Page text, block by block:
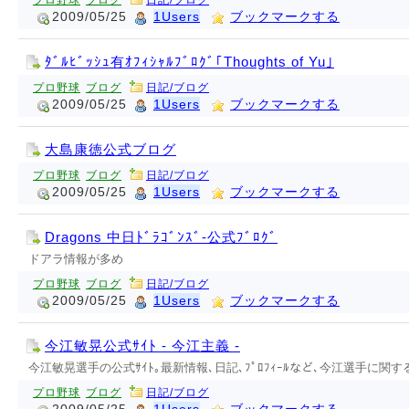
2009/05/25 1Users ブックマークする
ﾀﾞﾙﾋﾞｯｼｭ有ｵﾌｨｼｬﾙﾌﾞﾛｸﾞ｢Thoughts of Yu｣
プロ野球 ブログ 日記/ブログ
2009/05/25 1Users ブックマークする
大島康徳公式ブログ
プロ野球 ブログ 日記/ブログ
2009/05/25 1Users ブックマークする
Dragons 中日ﾄﾞﾗｺﾞﾝｽﾞ-公式ﾌﾞﾛｸﾞ
ドアラ情報が多め
プロ野球 ブログ 日記/ブログ
2009/05/25 1Users ブックマークする
今江敏晃公式ｻｲﾄ - 今江主義 -
今江敏晃選手の公式ｻｲﾄ｡最新情報､日記､ﾌﾟﾛﾌｨｰﾙなど､今江選手に関す
プロ野球 ブログ 日記/ブログ